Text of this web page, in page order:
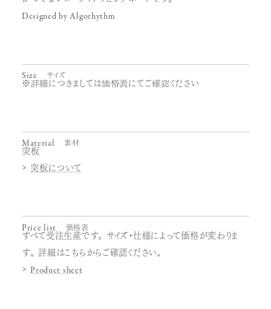
Designed by Algorhythm
Size サイズ
※詳細につきましては価格表にてご確認ください
Material 素材
突板
突板について
Price list 価格表
すべて受注生産です。サイズ・仕様によって価格が変わりま
す。詳細はこちらからご確認ください。
Product sheet